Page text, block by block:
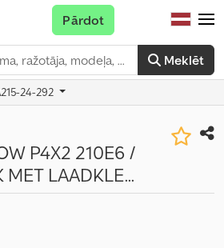
Meklēt
Pārdot
24-292
P4X2 210E6 /
LAADKLE...